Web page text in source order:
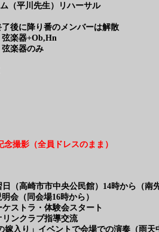
平川先生）リハーサル
降り番のメンバーは解散
器+Ob,Hn
器のみ
念撮影（全員ドレスのまま）
（高崎市市中央公民館）14時から（南先
会場16時から）
ストラ・体験会スタート
リンクラブ指導交流
入り」イベントで会場での演奏（雨天